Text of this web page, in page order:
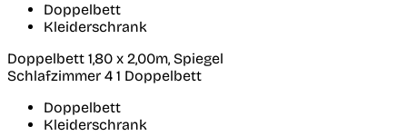
Doppelbett
Kleiderschrank
Doppelbett 1,80 x 2,00m, Spiegel
Schlafzimmer 4 1 Doppelbett
Doppelbett
Kleiderschrank